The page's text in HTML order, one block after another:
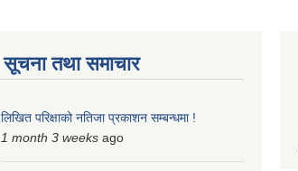
सूचना तथा समाचार
लिखित परिक्षाको नतिजा प्रकाशन सम्बन्धमा !
1 month 3 weeks ago